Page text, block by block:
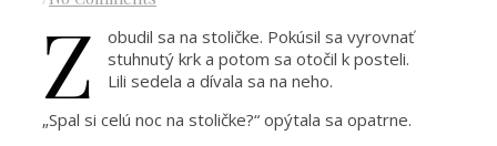
Z
obudil sa na stoličke. Pokúsil sa vyrovnať
stuhnutý krk a potom sa otočil k posteli.
Lili sedela a dívala sa na neho.
„Spal si celú noc na stoličke?“ opýtala sa opatrne.